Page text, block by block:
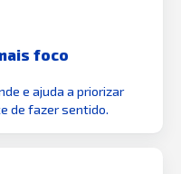
foco
e ajuda a priorizar
de fazer sentido.